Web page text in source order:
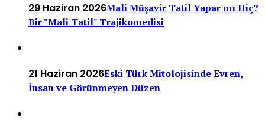
29 Haziran 2026Mali Müşavir Tatil Yapar mı Hiç?
Bir "Mali Tatil" Trajikomedisi
21 Haziran 2026Eski Türk Mitolojisinde Evren,
İnsan ve Görünmeyen Düzen